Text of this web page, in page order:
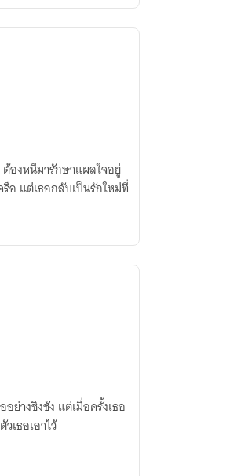
ต้องหนีมารักษาแผลใจอยู่
อ แต่เธอกลับเป็นรักใหม่ที่
ย่างชิงชัง แต่เมื่อครั้งเธอ
เธอเอาไว้